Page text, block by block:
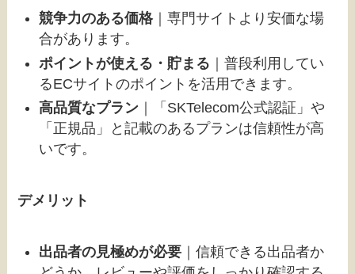
競争力のある価格｜専門サイトより安価な場
合があります。
ポイントが使える・貯まる ｜普段利用してい
るECサイトのポイントを活用できます。
高品質なプラン ｜「SKTelecom公式認証」や
「正規品」と記載のあるプランは信頼性が高
いです。
デメリット
出品者の見極めが必要 ｜信頼できる出品者か